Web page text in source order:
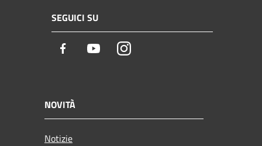
SEGUICI SU
Facebook YoutubeInstagram
NOVITÀ
Notizie